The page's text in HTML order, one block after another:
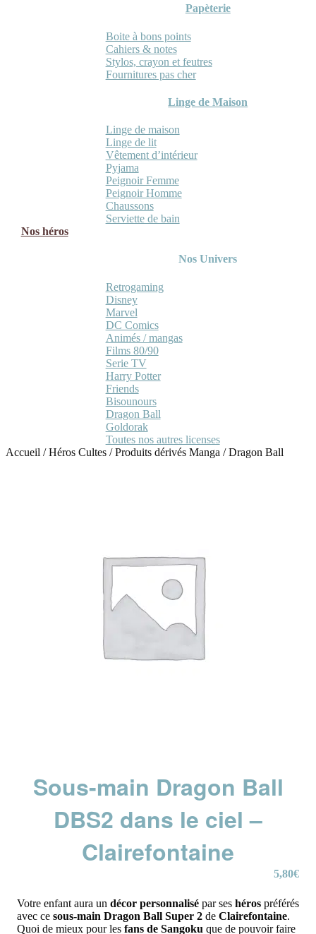
Papèterie
Boite à bons points
Cahiers & notes
Stylos, crayon et feutres
Fournitures pas cher
Linge de Maison
Linge de maison
Linge de lit
Vêtement d’intérieur
Pyjama
Peignoir Femme
Peignoir Homme
Chaussons
Serviette de bain
Nos héros
Nos Univers
Retrogaming
Disney
Marvel
DC Comics
Animés / mangas
Films 80/90
Serie TV
Harry Potter
Friends
Bisounours
Dragon Ball
Goldorak
Toutes nos autres licenses
Accueil /Héros Cultes /Produits dérivés Manga /Dragon Ball
Sous-main Dragon Ball
DBS2 dans le ciel –
Clairefontaine
5,80€
Votre enfant aura un décor personnalisé par ses héros préférés
avec ce sous-main Dragon Ball Super 2 de Clairefontaine.
Quoi de mieux pour les fans de Sangoku que de pouvoir faire